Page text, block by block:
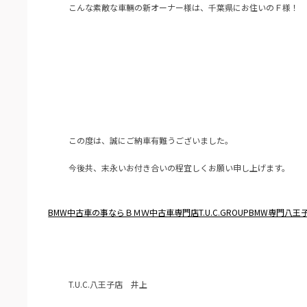
こんな素敵な車輛の新オーナー様は、千葉県にお住いのＦ様！
この度は、誠にご納車有難うございました。
今後共、末永いお付き合いの程宜しくお願い申し上げます。
BMW中古車の事ならＢＭＷ中古車専門店T.U.C.GROUPBMW専門八王
T.U.C.八王子店 井上